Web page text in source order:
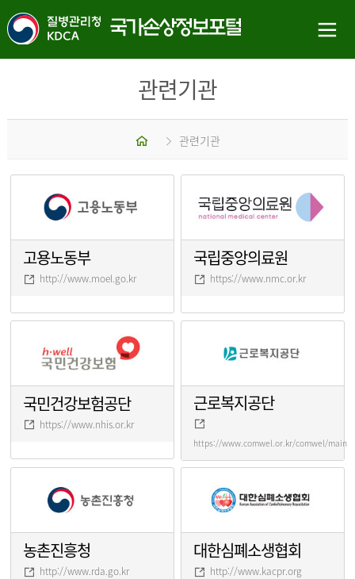
관련기관
홈 관련기관
고용노동부
http://www.moel.go.kr
국립중앙의료원
https://www.nmc.or.kr
국민건강보험공단
https://www.nhis.or.kr
근로복지공단
https://www.comwel.or.kr/comwel/
농촌진흥청
http://www.rda.go.kr
대한심폐소생협회
http://www.kacpr.org